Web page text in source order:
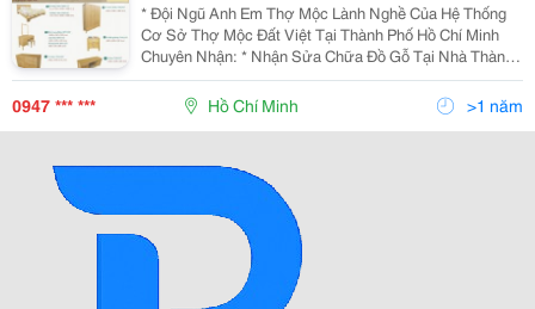
* Đội Ngũ Anh Em Thợ Mộc Lành Nghề Của Hệ Thống
Cơ Sở Thợ Mộc Đất Việt Tại Thành Phố Hồ Chí Minh
Chuyên Nhận: * Nhận Sửa Chữa Đồ Gỗ Tại Nhà Thành
Phố Hồ Chí Minh - Sửa Chữa Cửa Sổ, Cửa Thông
Phòng, Cửa Đi Bị Sập Xệ Khó Đóng Hư Hỏng Cong
Vênh. - Sử
0947 *** *** Hồ Chí Minh >1 năm